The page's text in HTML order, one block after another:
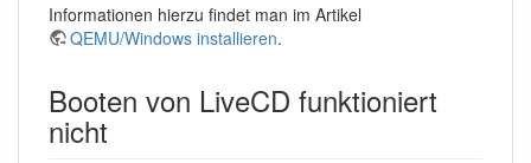
Informationen hierzu findet man im Artikel
QEMU/Windows installieren.
Booten von LiveCD funktioniert
nicht